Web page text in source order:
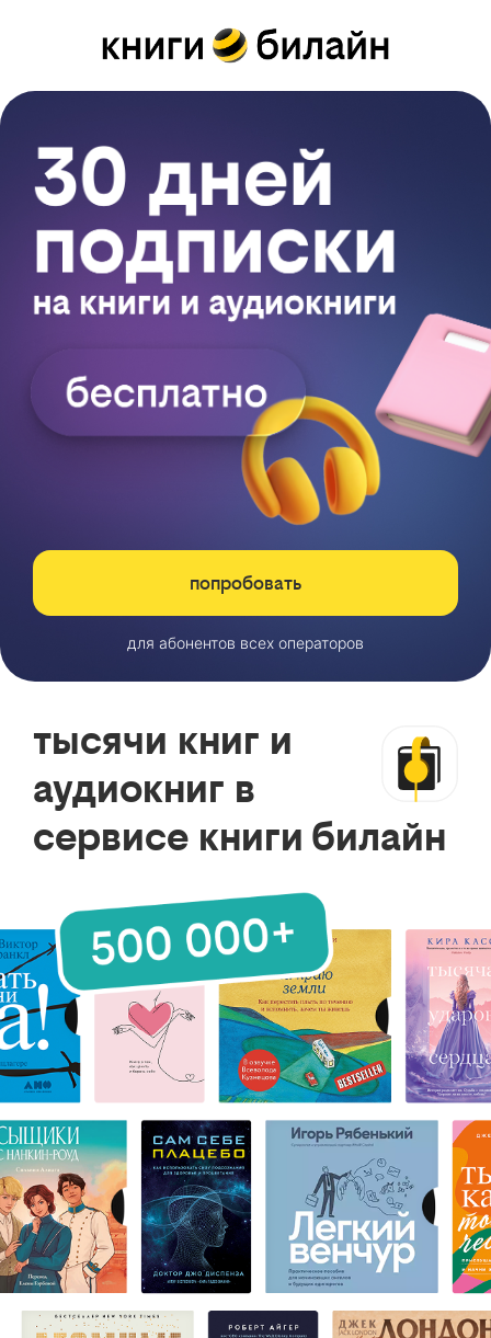
попробовать
для абонентов всех операторов
тысячи книг и
аудиокниг в
сервисе книги билайн